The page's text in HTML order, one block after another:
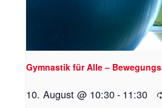
Gymnastik für Alle –
10. August @ 10:30- 11:30